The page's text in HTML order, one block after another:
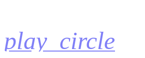
play_circle